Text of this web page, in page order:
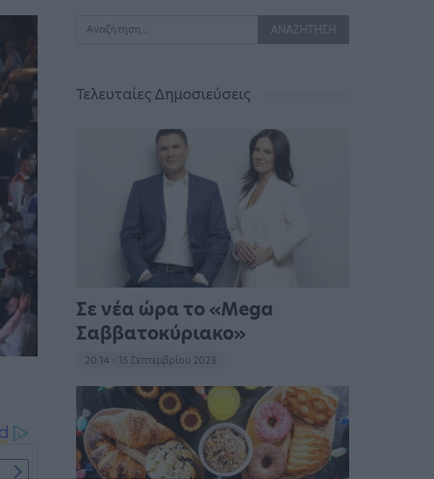
Τελευταίες Δημοσιεύσεις
Σε νέα ώρα το «Mega
Σαββατοκύριακο»
20:14 - 15 Σεπτεμβρίου 2023